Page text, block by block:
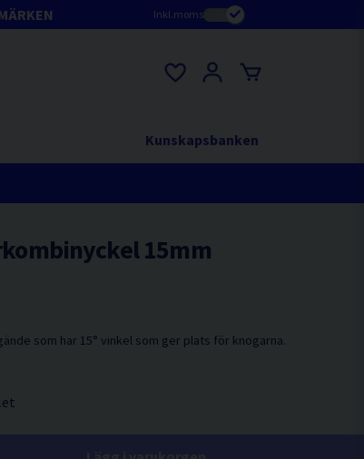
Inkl.moms
Kunskapsbanken
15mm
som har 15° vinkel som ger plats för knogarna.